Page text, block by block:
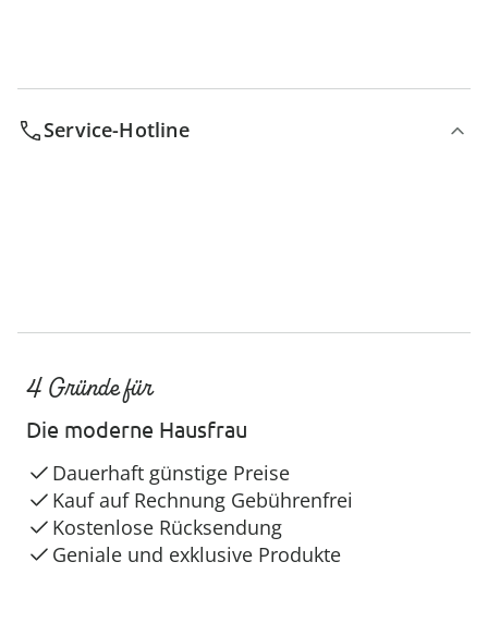
Service-Hotline
4 Gründe für
Die moderne Hausfrau
Dauerhaft günstige Preise
Kauf auf Rechnung Gebührenfrei
Kostenlose Rücksendung
Geniale und exklusive Produkte